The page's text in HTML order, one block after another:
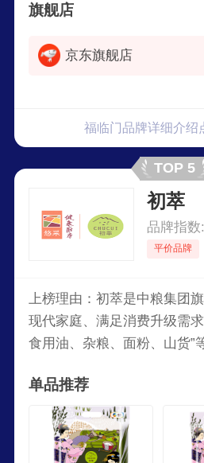
旗舰店
京东旗舰店
福临门品牌详细介绍
TOP 5
初萃
品牌指数:
平价品牌
上榜理由：初萃是中粮集团
现代家庭、满足消费升级需求
食用油、杂粮、面粉、山货”
藏加工到销售服务各关键过
业链管控，全面提升产品品
具安全营养、自然美味的产
单品推荐